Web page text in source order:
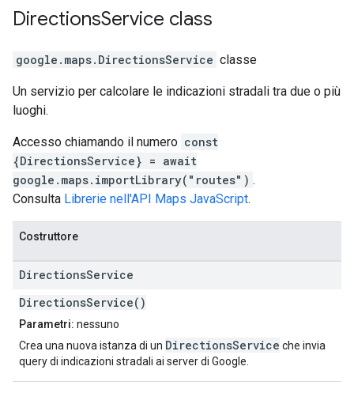
DirectionsService class
google.maps. DirectionsService classe
Un servizio per calcolare le indicazioni stradali tra due o più
luoghi.
Accesso chiamando il numero const
{DirectionsService} = await
google.maps.importLibrary("routes") .
Consulta Librerie nell'API Maps JavaScript.
Costruttore
DirectionsService
DirectionsService()
Parametri: nessuno
Crea una nuova istanza di un DirectionsService che invia
query di indicazioni stradali ai server di Google.